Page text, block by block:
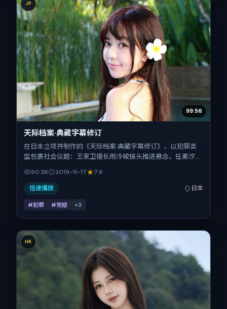
JP
99:56
天际档案·典藏字幕修订
在日本立项并制作的《天际档案·典藏字幕修订》，以犯罪类
型包裹社会议题：王家卫擅长用冷峻镜头推进悬念，任素汐、
间：2019-11-17；片长113分钟；适合关注现实质感与类型片结
构的观众。
90.3K 2019-11-17 7.6
倍速播放 日本
#犯罪 #完结 +3
HK